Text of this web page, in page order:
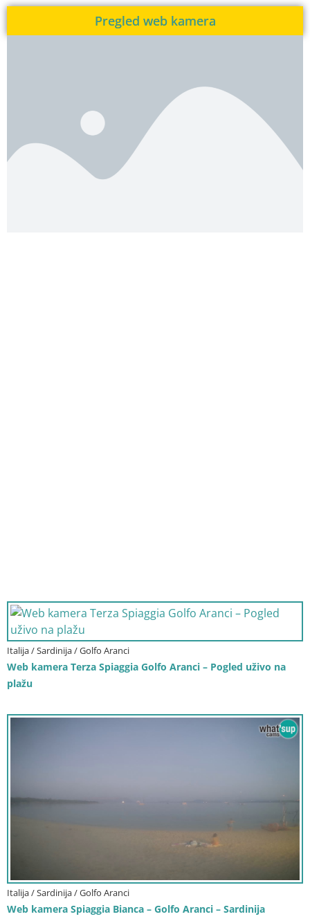
Pregled web kamera
Italija / Sardinija / Golfo Aranci
Web kamera Terza Spiaggia Golfo Aranci – Pogled uživo na
plažu
Italija / Sardinija / Golfo Aranci
Web kamera Spiaggia Bianca – Golfo Aranci – Sardinija